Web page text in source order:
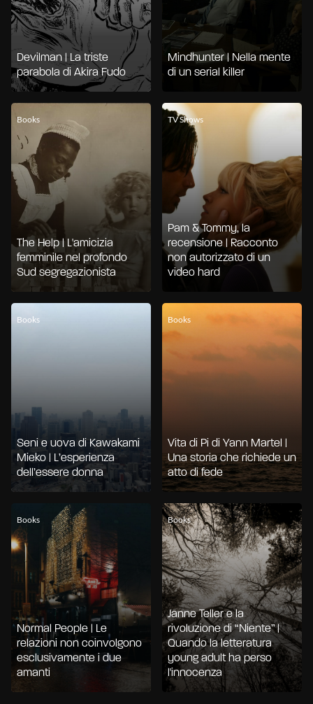
Devilman | La triste
parabola di Akira Fudo
Mindhunter | Nella mente
di un serial killer
Books
The Help | L'amicizia
femminile nel profondo
Sud segregazionista
TV Shows
Pam & Tommy, la
recensione | Racconto
non autorizzato di un
video hard
Books
Seni e uova di Kawakami
Mieko | L’esperienza
dell’essere donna
Books
Vita di Pi di Yann Martel |
Una storia che richiede un
atto di fede
Books
Normal People | Le
relazioni non coinvolgono
esclusivamente i due
amanti
Books
Janne Teller e la
rivoluzione di “Niente” |
Quando la letteratura
young adult ha perso
l'innocenza